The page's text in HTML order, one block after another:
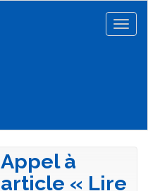
Appel à
article « Lire